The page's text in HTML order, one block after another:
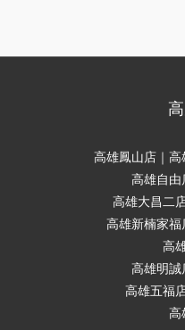
高雄鳳山店｜
高雄自由
高雄大昌二
高雄新楠家
高
高雄明誠
高雄五福
高